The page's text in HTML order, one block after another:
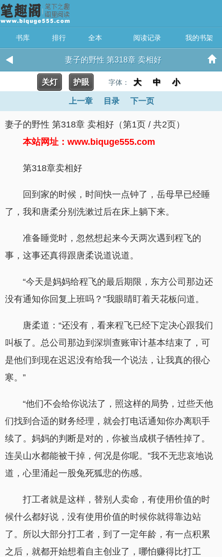
书库 排行 全本 阅读记录 我的书架
妻子的野性 第318章 卖相好
关灯 护眼 字体： 大 中 小
上一章 目录 下一页
妻子的野性 第318章 卖相好（第1页 / 共2页）
本站网址：www.biquge555.com
第318章卖相好
回到家的时候，时间快一点钟了，岳母早已经睡
了，我和唐柔分别洗漱过后在床上躺下来。
准备睡觉时，忽然想起来今天两次遇到程飞的
事，这事还真得跟唐柔说道说道。
“今天是妈妈给程飞的最后期限，东方公司那边还
没有通知你回复上班吗？”我眼睛盯着天花板问道。
唐柔道：“还没有，看来程飞已经下定决心跟我们
叫板了。总公司那边到深圳查账审计基本结束了，可
是他们到现在迟迟没有给我一个说法，让我真的很心
寒。”
“他们不会给你说法了，照这样的局势，过些天他
们找到合适的财务经理，就会打电话通知你办离职手
续了。妈妈的判断是对的，你被当成棋子牺牲掉了。
连吴山水都能被干掉，何况是你呢。”我不无悲哀地说
道，心里涌起一股兔死狐悲的伤感。
打工者就是这样，替别人卖命，有使用价值的时
候什么都好说，没有使用价值的时候你就得靠边站
了。所以大部分打工者，到了一定年龄，有一点积累
之后，就都开始想着自主创业了，哪怕赚得比打工